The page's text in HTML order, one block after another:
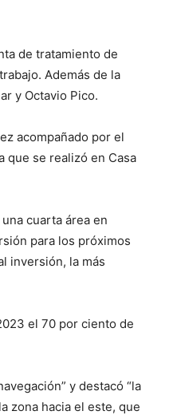
de tratamiento de
Además de la
y Octavio Pico.
acompañado por el
que se realizó en Casa
cuarta área en
para los próximos
inversión, la más
el 70 por ciento de
y destacó “la
zona hacia el este, que